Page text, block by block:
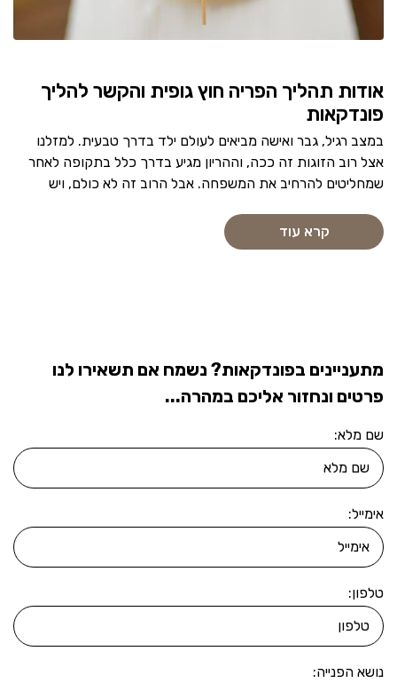
אודות תהליך הפריה חוץ גופית והקשר להליך
פונדקאות
במצב רגיל, גבר ואישה מביאים לעולם ילד בדרך טבעית. למזלנו
אצל רוב הזוגות זה ככה, וההריון מגיע בדרך כלל בתקופה לאחר
שמחליטים להרחיב את המשפחה. אבל הרוב זה לא כולם, ויש
קרא עוד
מתעניינים בפונדקאות? נשמח אם תשאירו לנו
פרטים ונחזור אליכם במהרה...
שם מלא:
אימייל:
טלפון:
נושא הפנייה: